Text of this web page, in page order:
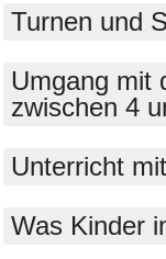
Turnen und
Umgang mit
zwischen 4
Unterricht
Was Kinder